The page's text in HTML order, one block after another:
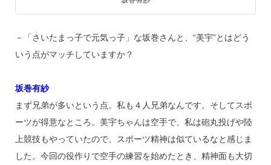
－「さいたまっ子で元気っ子」な坂巻さんと、“美宇”とはどう
いう点がマッチしていますか？
坂巻有紗
まず兄弟が多いという点。私も４人兄弟なんです。そしてスポ
ーツが得意なところ。美宇ちゃんは空手で、私は砲丸投げや陸
上競技もやっていたので、スポーツ精神は似ているなと感じま
した。今回の役作りで空手の練習を始めたとき、精神面も大切